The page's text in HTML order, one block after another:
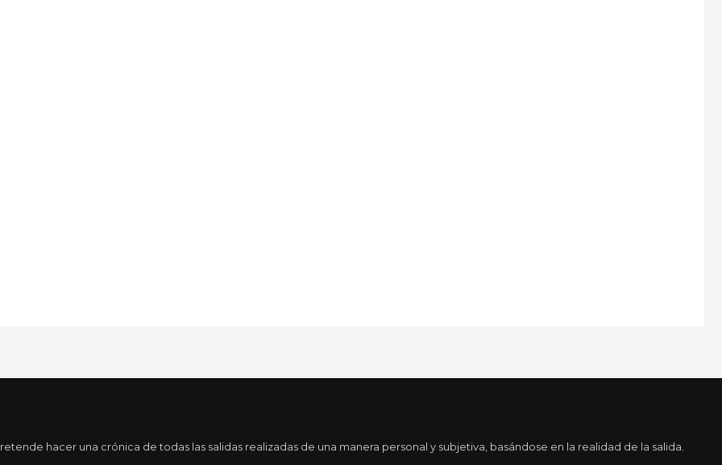
hacer una crónica de todas las salidas realizadas de una manera personal y subjetiva, basándose en la realidad de la salida.